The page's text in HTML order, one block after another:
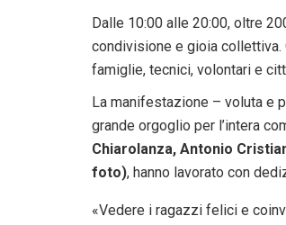
Dalle 10:00 alle 20:00, oltre
condivisione e gioia collettiva.
famiglie, tecnici, volontari e
La manifestazione – voluta e
grande orgoglio per l’intera
Chiarolanza, Antonio
foto), hanno lavorato con
«Vedere i ragazzi felici e